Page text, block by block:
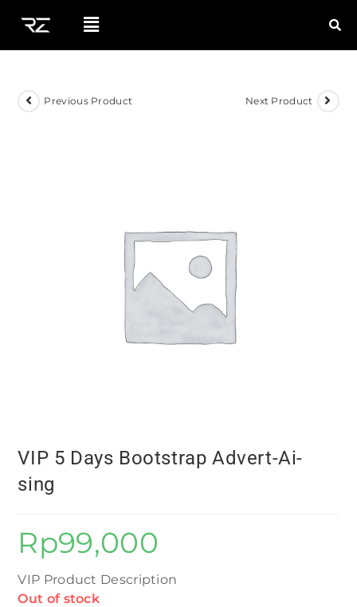
Previous Product Next Product
VIP 5 Days Bootstrap Advert-Ai-
sing
Rp99,000
VIP Product Description
Out of stock